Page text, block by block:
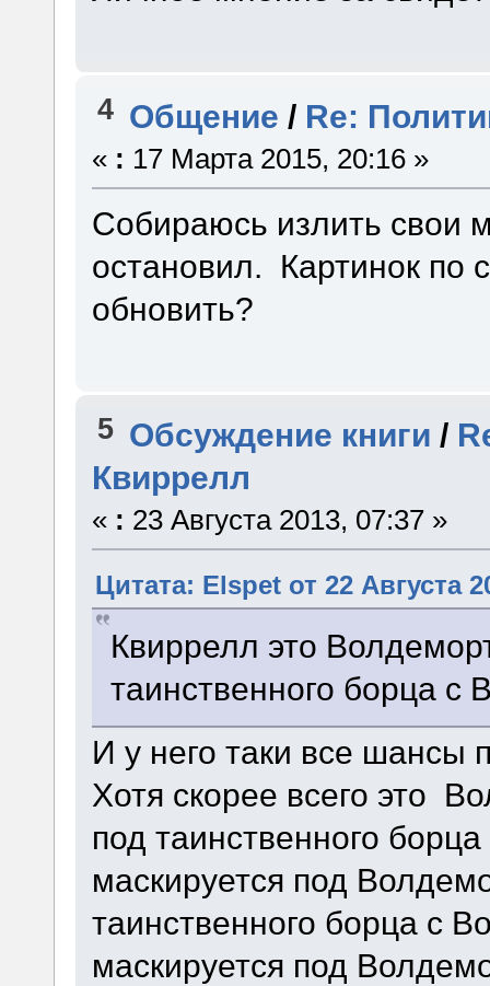
4 Общение / Re:
« : 17 Марта 2015, 20:16 »
Собираюсь излить свои
остановил. Картинок по
обновить?
5 Обсуждение книги /
Квиррелл
« : 23 Августа 2013, 07:37 »
Цитата: Elspet от 22 Августа
Квиррелл это
таинственного борца с
И у него таки все шансы
Хотя скорее всего это
под таинственного
маскируется под
таинственного борца с
маскируется под